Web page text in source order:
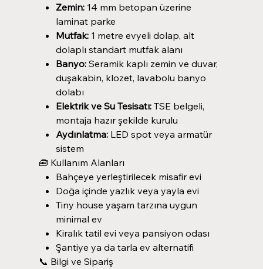
Zemin:14 mm betopan üzerine
laminat parke
Mutfak:1 metre evyeli dolap, alt
dolaplı standart mutfak alanı
Banyo:Seramik kaplı zemin ve duvar,
duşakabin, klozet, lavabolu banyo
dolabı
Elektrik ve Su Tesisatı:TSE belgeli,
montaja hazır şekilde kurulu
Aydınlatma:LED spot veya armatür
sistem
🧰 Kullanım Alanları
Bahçeye yerleştirilecek misafir evi
Doğa içinde yazlık veya yayla evi
Tiny house yaşam tarzına uygun
minimal ev
Kiralık tatil evi veya pansiyon odası
Şantiye ya da tarla ev alternatifi
📞 Bilgi ve Sipariş